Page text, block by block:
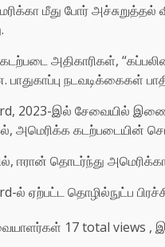
மீது போர் அச்சுறுத்தல்
அதிகாரிகள்,
பாதுகாப்பு நடவடிக்கைகள்
2023-இல் சேவையில்
அமெரிக்க கடற்படையின்
ஈரான் தொடர்ந்து
ல் ஏற்பட்ட தொழில்நுட்ப
17 total views ,